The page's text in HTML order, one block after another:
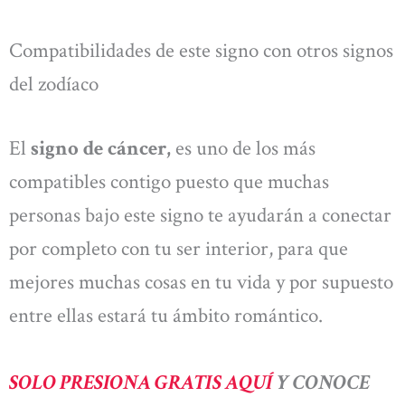
Compatibilidades de este signo con otros signos
del zodíaco
El signo de cáncer, es uno de los más
compatibles contigo puesto que muchas
personas bajo este signo te ayudarán a conectar
por completo con tu ser interior, para que
mejores muchas cosas en tu vida y por supuesto
entre ellas estará tu ámbito romántico.
SOLO PRESIONA GRATIS AQUÍY CONOCE